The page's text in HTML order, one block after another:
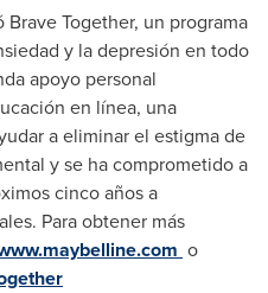
Together, un programa
y la depresión en todo
apoyo personal
en línea, una
a eliminar el estigma de
y se ha comprometido a
cinco años a
Para obtener más
o